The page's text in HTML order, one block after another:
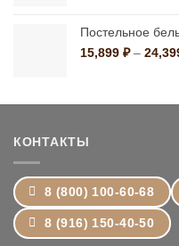
Постельное
15,899 ₽ –
КОНТАКТЫ
8 (800) 100-60-68
8 (916) 150-40-50